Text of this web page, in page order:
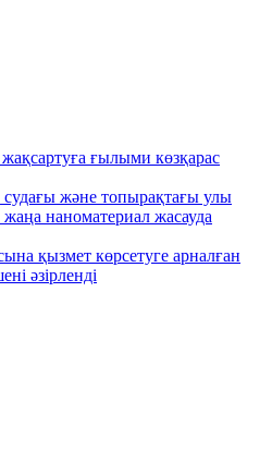
ғылыми көзқарас
және топырақтағы улы
наноматериал жасауда
қызмет көрсетуге арналған
әзірленді